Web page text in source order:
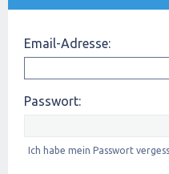
Email-Adresse:
Passwort:
Ich habe mein Passwort